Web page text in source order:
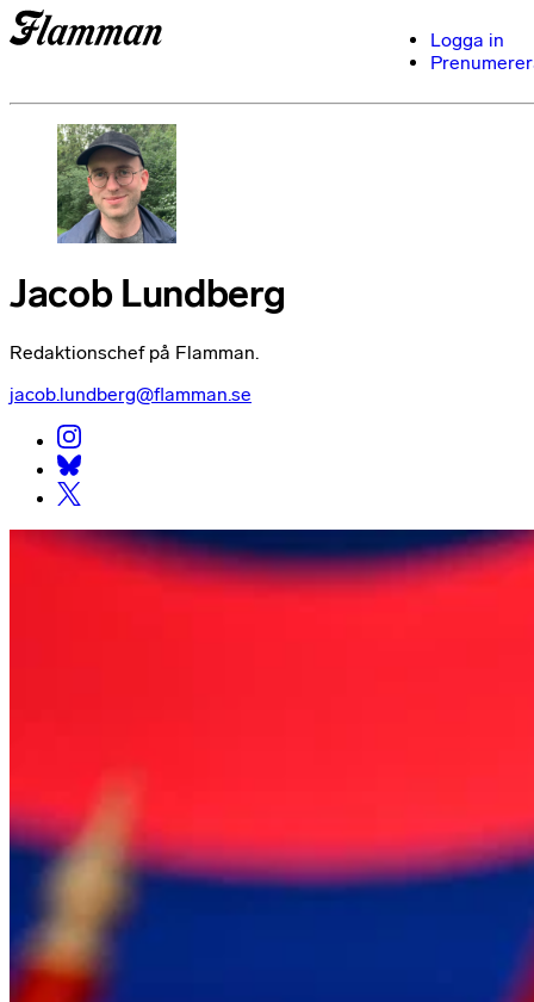
Logga in
Jacob Lundberg
Redaktionschef på Flamman.
jacob.lundberg@flamman.se